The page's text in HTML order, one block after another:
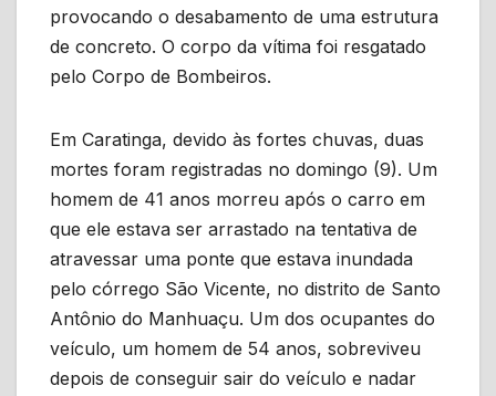
provocando o desabamento de uma estrutura
de concreto. O corpo da vítima foi resgatado
pelo Corpo de Bombeiros.
Em Caratinga, devido às fortes chuvas, duas
mortes foram registradas no domingo (9). Um
homem de 41 anos morreu após o carro em
que ele estava ser arrastado na tentativa de
atravessar uma ponte que estava inundada
pelo córrego São Vicente, no distrito de Santo
Antônio do Manhuaçu. Um dos ocupantes do
veículo, um homem de 54 anos, sobreviveu
depois de conseguir sair do veículo e nadar